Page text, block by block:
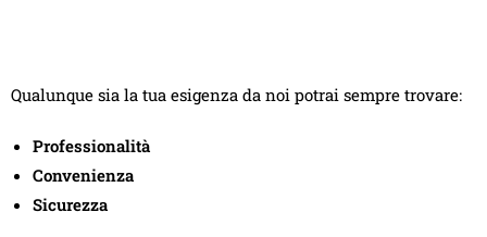
Qualunque sia la tua esigenza da noi potrai sempre trovare:
Professionalità
Convenienza
Sicurezza